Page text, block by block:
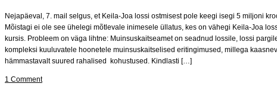
Nejapäeval, 7. mail selgus, et Keila-Joa lossi ostmisest pole keegi isegi 5 miljoni
Mõistagi ei ole see ühelegi mõtlevale inimesele üllatus, kes on vähegi Keila-Joa
kursis. Probleem on väga lihtne: Muinsuskaitseamet on seadnud lossile, lossi
kompleksi kuuluvatele hoonetele muinsuskaitselised eritingimused, millega
hämmastavalt suured rahalised kohustused. Kindlasti […]
1 Comment